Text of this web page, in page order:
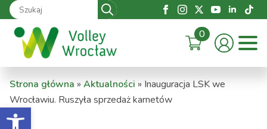
Otwórz pasek narzędzi
Search
for:
0
Strona główna » Aktualności » Inauguracja LSK we
Wrocławiu. Ruszyła sprzedaż karnetów